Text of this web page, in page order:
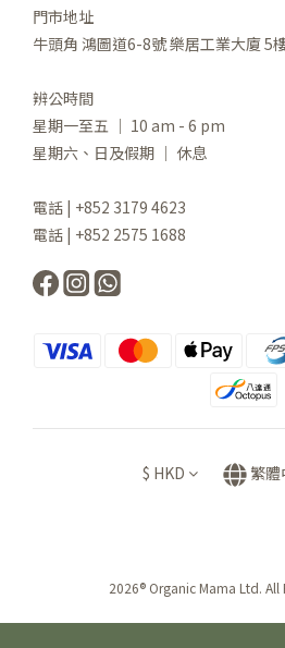
門市地址
牛頭角 鴻圖道6-8號 樂居工業大廈 5
辨公時間
星期一至五 ｜ 10 am - 6 pm
星期六、日及假期 ｜ 休息
電話 | +852 3179 4623
電話 | +852 2575 1688
$ HKD 繁體
2026® Organic Mama Ltd. All